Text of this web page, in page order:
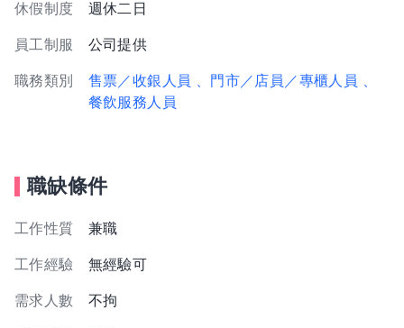
休假制度 週休二日
員工制服 公司提供
職務類別 售票／收銀人員 、門市／店員／專櫃人員
餐飲服務人員
職缺條件
工作性質 兼職
工作經驗 無經驗可
需求人數 不拘